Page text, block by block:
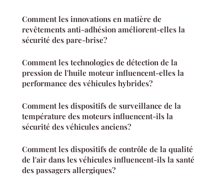
Comment les innovations en matière de
revêtements anti-adhésion améliorent-elles la
sécurité des pare-brise?
Comment les technologies de détection de la
pression de l'huile moteur influencent-elles la
performance des véhicules hybrides?
Comment les dispositifs de surveillance de la
température des moteurs influencent-ils la
sécurité des véhicules anciens?
Comment les dispositifs de contrôle de la qualité
de l'air dans les véhicules influencent-ils la santé
des passagers allergiques?